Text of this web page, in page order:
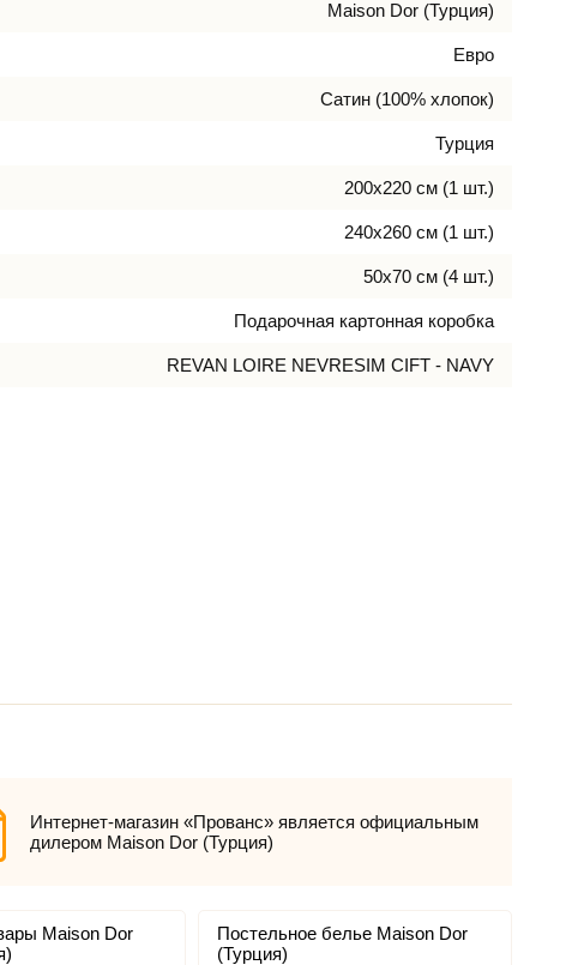
Maison Dor (Турция)
Евро
Сатин (100% хлопок)
Турция
200х220 см (1 шт.)
240х260 см (1 шт.)
50х70 см (4 шт.)
Подарочная картонная коробка
REVAN LOIRE NEVRESIM CIFT - NAVY
Интернет-магазин «Прованс» является официальным
дилером Maison Dor (Турция)
Maison Dor
Постельное белье Maison Dor
(Турция)